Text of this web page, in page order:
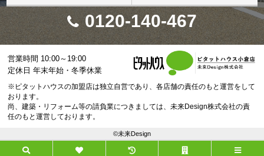
0120-140-467
営業時間 10:00～19:00
定休日 年末年始・冬季休業
※ピタットハウスの加盟店は独立自営であり、各店舗の責任のもと運営をして
おります。
尚、建築・リフォーム等の請負業につきましては、未来Design株式会社の責
任のもと運営しております。
©未来Design